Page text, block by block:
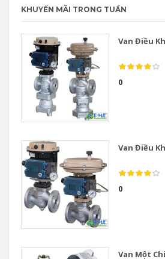
KHUYẾN MÃI TRONG TUẦN
Van Điều
0
Van Điều
0
Van Một